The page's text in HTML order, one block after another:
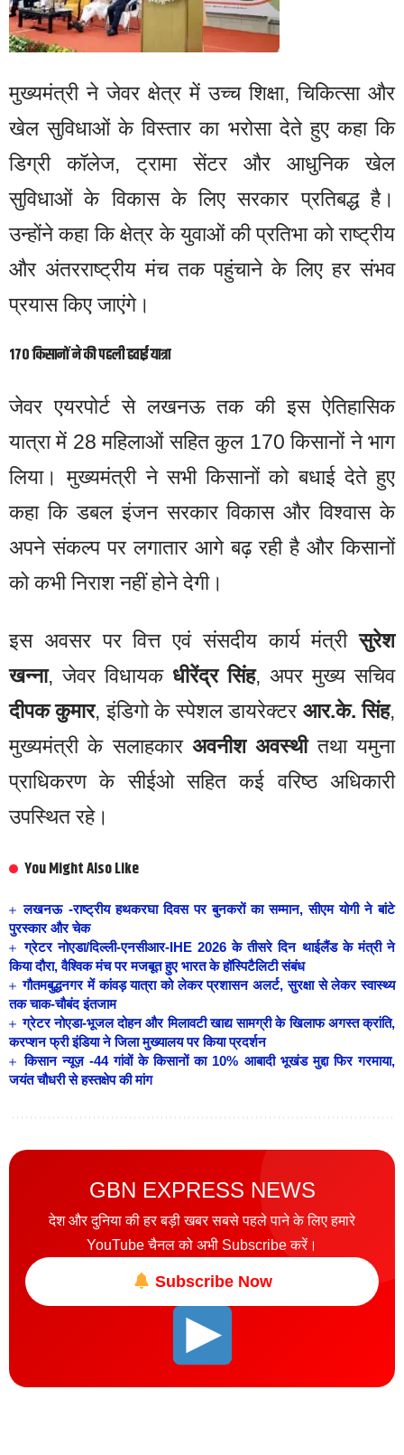
मुख्यमंत्री ने जेवर क्षेत्र में उच्च शिक्षा, चिकित्सा और
खेल सुविधाओं के विस्तार का भरोसा देते हुए कहा कि
डिग्री कॉलेज, ट्रामा सेंटर और आधुनिक खेल
सुविधाओं के विकास के लिए सरकार प्रतिबद्ध है।
उन्होंने कहा कि क्षेत्र के युवाओं की प्रतिभा को राष्ट्रीय
और अंतरराष्ट्रीय मंच तक पहुंचाने के लिए हर संभव
प्रयास किए जाएंगे।
170 किसानों ने की पहली हवाई यात्रा
जेवर एयरपोर्ट से लखनऊ तक की इस ऐतिहासिक
यात्रा में 28 महिलाओं सहित कुल 170 किसानों ने भाग
लिया। मुख्यमंत्री ने सभी किसानों को बधाई देते हुए
कहा कि डबल इंजन सरकार विकास और विश्वास के
अपने संकल्प पर लगातार आगे बढ़ रही है और किसानों
को कभी निराश नहीं होने देगी।
इस अवसर पर वित्त एवं संसदीय कार्य मंत्रीसुरेश
खन्ना, जेवर विधायक धीरेंद्र सिंह, अपर मुख्य सचिव
दीपक कुमार, इंडिगो के स्पेशल डायरेक्टर आर.के. सिंह,
मुख्यमंत्री के सलाहकार अवनीश अवस्थीतथा यमुना
प्राधिकरण के सीईओ सहित कई वरिष्ठ अधिकारी
उपस्थित रहे।
You Might Also Like
लखनऊ -राष्ट्रीय हथकरघा दिवस पर बुनकरों का सम्मान, सीएम योगी ने बांटे
पुरस्कार और चेक
ग्रेटर नोएडा/दिल्ली-एनसीआर-IHE 2026 के तीसरे दिन थाईलैंड के मंत्री ने
किया दौरा, वैश्विक मंच पर मजबूत हुए भारत के हॉस्पिटैलिटी संबंध
गौतमबुद्धनगर में कांवड़ यात्रा को लेकर प्रशासन अलर्ट, सुरक्षा से लेकर स्वास्थ्य
तक चाक-चौबंद इंतजाम
ग्रेटर नोएडा-भूजल दोहन और मिलावटी खाद्य सामग्री के खिलाफ अगस्त क्रांति,
करप्शन फ्री इंडिया ने जिला मुख्यालय पर किया प्रदर्शन
किसान न्यूज़ -44 गांवों के किसानों का 10% आबादी भूखंड मुद्दा फिर गरमाया,
जयंत चौधरी से हस्तक्षेप की मांग
GBN EXPRESS NEWS
देश और दुनिया की हर बड़ी खबर सबसे पहले पाने के लिए हमारे
YouTube चैनल को अभी Subscribe करें।
Subscribe Now